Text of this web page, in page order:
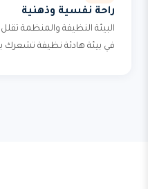
راحة نفسية وذهنية
البيئة النظيفة والمنظمة تقلل
في بيئة هادئة نظيفة تشعرك